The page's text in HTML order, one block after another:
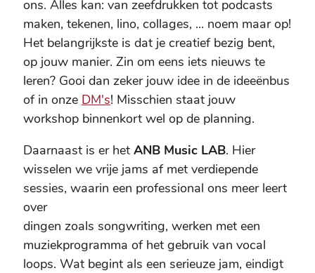
ons. Alles kan: van zeefdrukken tot podcasts
maken, tekenen, lino, collages, ... noem maar op!
Het belangrijkste is dat je creatief bezig bent,
op jouw manier. Zin om eens iets nieuws te
leren? Gooi dan zeker jouw idee in de ideeënbus
of in onze DM's! Misschien staat jouw
workshop binnenkort wel op de planning.
Daarnaast is er het ANB Music LAB. Hier
wisselen we vrije jams af met verdiepende
sessies, waarin een professional ons meer leert
over
dingen zoals songwriting, werken met een
muziekprogramma of het gebruik van vocal
loops. Wat begint als een serieuze jam, eindigt